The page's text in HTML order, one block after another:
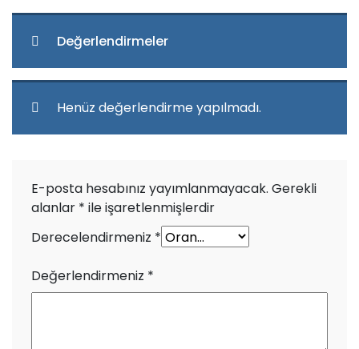
Değerlendirmeler
Henüz değerlendirme yapılmadı.
E-posta hesabınız yayımlanmayacak. Gerekli
alanlar * ile işaretlenmişlerdir
Derecelendirmeniz *
Değerlendirmeniz *